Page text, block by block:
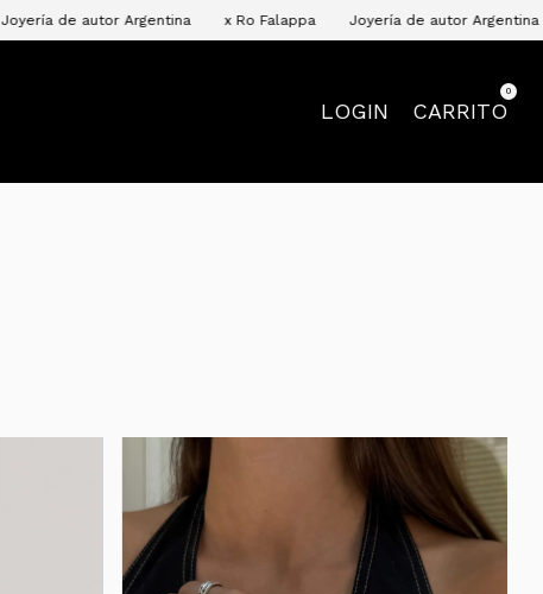
x Ro Falappa Joyería de autor Argentina x Ro Falappa
LOGIN CARRITO
0